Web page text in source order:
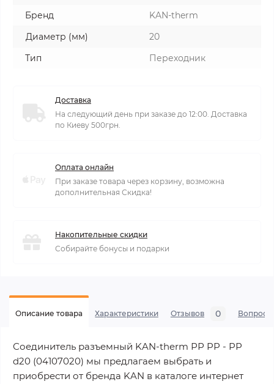
Бренд
KAN-therm
Диаметр (мм)
20
Тип
Переходник
Доставка
На следующий день при заказе до 12:00. Доставка
по Киеву 500грн.
Оплата онлайн
При заказе товара через корзину, возможна
дополнительная Скидка!
Накопительные скидки
Собирайте бонусы и подарки
Описание товара Характеристики Отзывов 0 Вопросы
Соединитель разъемный KAN-therm РР PP - PP
d20 (04107020) мы предлагаем выбрать и
приобрести от бренда KAN в каталоге интернет